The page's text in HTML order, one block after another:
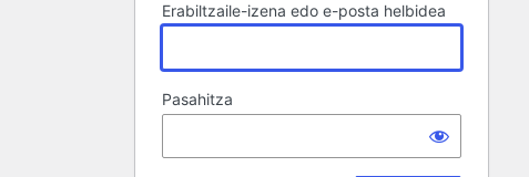
Erabiltzaile-izena edo e-posta helbidea
Pasahitza